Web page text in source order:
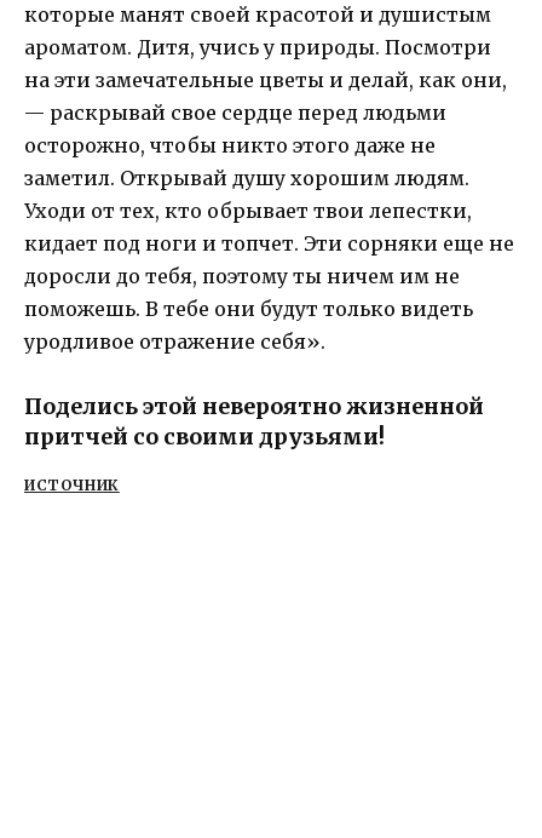
которые манят своей красотой и душистым
ароматом. Дитя, учись у природы. Посмотри
на эти замечательные цветы и делай, как они,
— раскрывай свое сердце перед людьми
осторожно, чтобы никто этого даже не
заметил. Открывай душу хорошим людям.
Уходи от тех, кто обрывает твои лепестки,
кидает под ноги и топчет. Эти сорняки еще не
доросли до тебя, поэтому ты ничем им не
поможешь. В тебе они будут только видеть
уродливое отражение себя».
Поделись этой невероятно жизненной
притчей со своими друзьями!
ИСТОЧНИК